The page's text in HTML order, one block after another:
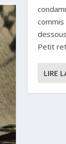
Petit
LIRE